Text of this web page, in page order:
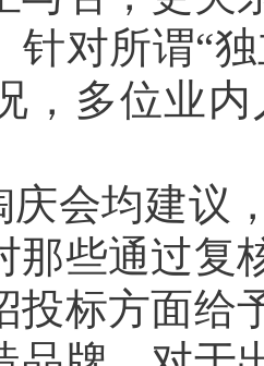
针对所谓“
，多位业
庆会均建议
那些通过复
投标方面给